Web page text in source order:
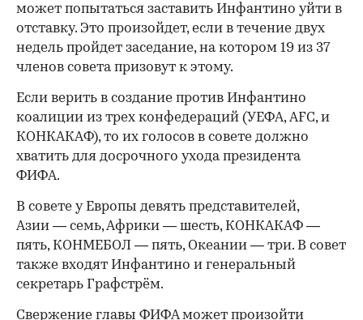
может попытаться заставить Инфантино уйти в
отставку. Это произойдет, если в течение двух
недель пройдет заседание, на котором 19 из 37
членов совета призовут к этому.
Если верить в создание против Инфантино
коалиции из трех конфедераций (УЕФА, AFC, и
КОНКАКАФ), то их голосов в совете должно
хватить для досрочного ухода президента
ФИФА.
В совете у Европы девять представителей,
Азии — семь, Африки — шесть, КОНКАКАФ —
пять, КОНМЕБОЛ — пять, Океании — три. В совет
также входят Инфантино и генеральный
секретарь Графстрём.
Свержение главы ФИФА может произойти